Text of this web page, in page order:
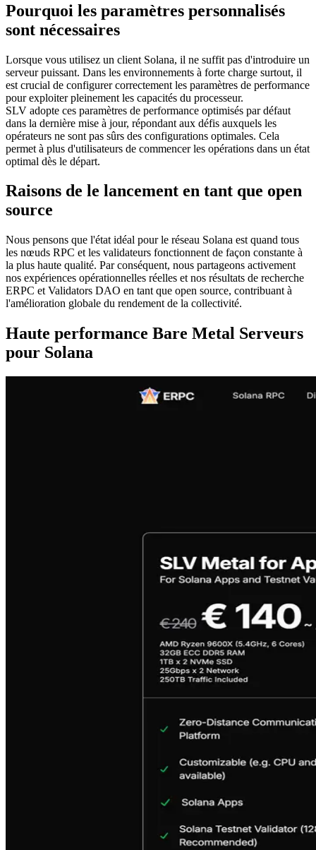
Pourquoi les paramètres personnalisés
sont nécessaires
Lorsque vous utilisez un client Solana, il ne suffit pas d'introduire un
serveur puissant. Dans les environnements à forte charge surtout, il
est crucial de configurer correctement les paramètres de performance
pour exploiter pleinement les capacités du processeur.
SLV adopte ces paramètres de performance optimisés par défaut
dans la dernière mise à jour, répondant aux défis auxquels les
opérateurs ne sont pas sûrs des configurations optimales. Cela
permet à plus d'utilisateurs de commencer les opérations dans un état
optimal dès le départ.
Raisons de le lancement en tant que open
source
Nous pensons que l'état idéal pour le réseau Solana est quand tous
les nœuds RPC et les validateurs fonctionnent de façon constante à
la plus haute qualité. Par conséquent, nous partageons activement
nos expériences opérationnelles réelles et nos résultats de recherche
ERPC et Validators DAO en tant que open source, contribuant à
l'amélioration globale du rendement de la collectivité.
Haute performance Bare Metal Serveurs
pour Solana